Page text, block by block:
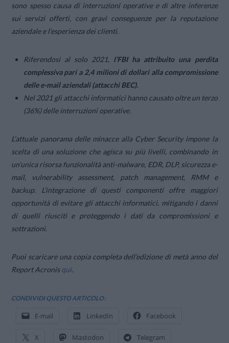
sono spesso causa di interruzioni operative e di altre inferenze
sui servizi offerti, con gravi conseguenze per la reputazione
aziendale e l’esperienza dei clienti.
Riferendosi al solo 2021, l’FBI ha attribuito una perdita
complessiva pari a 2,4 milioni di dollari alla compromissione
delle e-mail aziendali (attacchi BEC).
Nel 2021 gli attacchi informatici hanno causato oltre un terzo
(36%) delle interruzioni operative.
L’attuale panorama delle minacce alla Cyber Security impone la
scelta di una soluzione che agisca su più livelli, combinando in
un’unica risorsa funzionalità anti-malware, EDR, DLP, sicurezza e-
mail, vulnerability assessment, patch management, RMM e
backup. L’integrazione di questi componenti offre maggiori
opportunità di evitare gli attacchi informatici, mitigando i danni
di quelli riusciti e proteggendo i dati da compromissioni e
sottrazioni.
Puoi scaricare una copia completa dell’edizione di metà anno del
Report Acronisqui.
CONDIVIDI QUESTO ARTICOLO:
E-mail LinkedIn Facebook
X Mastodon Telegram